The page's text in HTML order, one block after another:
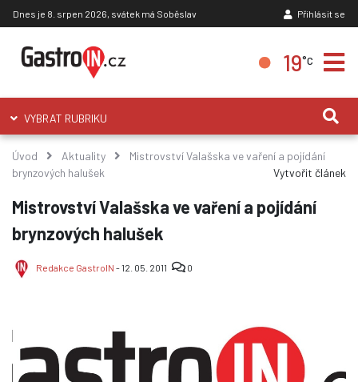
Dnes je 8. srpen 2026, svátek má Soběslav Přihlásit se
19°C
VYBRAT RUBRIKU
Úvod Aktuality
Mistrovství Valašska ve vaření a pojídání
brynzových halušek
Vytvořit článek
Mistrovství Valašska ve vaření a pojídání
brynzových halušek
Redakce GastroIN - 12. 05. 2011 0